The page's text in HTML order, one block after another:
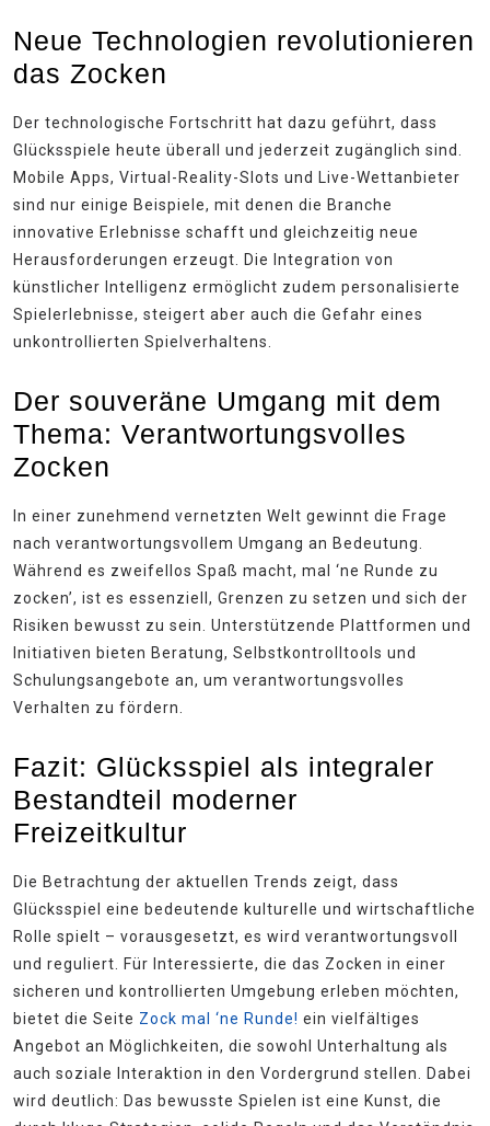
Neue Technologien revolutionieren
das Zocken
Der technologische Fortschritt hat dazu geführt, dass
Glücksspiele heute überall und jederzeit zugänglich sind.
Mobile Apps, Virtual-Reality-Slots und Live-Wettanbieter
sind nur einige Beispiele, mit denen die Branche
innovative Erlebnisse schafft und gleichzeitig neue
Herausforderungen erzeugt. Die Integration von
künstlicher Intelligenz ermöglicht zudem personalisierte
Spielerlebnisse, steigert aber auch die Gefahr eines
unkontrollierten Spielverhaltens.
Der souveräne Umgang mit dem
Thema: Verantwortungsvolles
Zocken
In einer zunehmend vernetzten Welt gewinnt die Frage
nach verantwortungsvollem Umgang an Bedeutung.
Während es zweifellos Spaß macht, mal ‘ne Runde zu
zocken’, ist es essenziell, Grenzen zu setzen und sich der
Risiken bewusst zu sein. Unterstützende Plattformen und
Initiativen bieten Beratung, Selbstkontrolltools und
Schulungsangebote an, um verantwortungsvolles
Verhalten zu fördern.
Fazit: Glücksspiel als integraler
Bestandteil moderner
Freizeitkultur
Die Betrachtung der aktuellen Trends zeigt, dass
Glücksspiel eine bedeutende kulturelle und wirtschaftliche
Rolle spielt – vorausgesetzt, es wird verantwortungsvoll
und reguliert. Für Interessierte, die das Zocken in einer
sicheren und kontrollierten Umgebung erleben möchten,
bietet die Seite Zock mal ‘ne Runde! ein vielfältiges
Angebot an Möglichkeiten, die sowohl Unterhaltung als
auch soziale Interaktion in den Vordergrund stellen. Dabei
wird deutlich: Das bewusste Spielen ist eine Kunst, die